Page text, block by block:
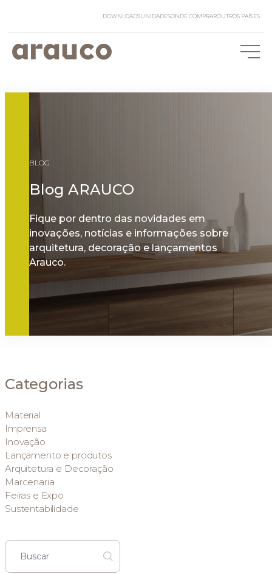
DOWNLOADSUNIDADESONDE COMPRAROUTROS PAÍSES
BLOG
Blog ARAUCO
Fique por dentro das novidades em
inovações, notícias e informações sobre
arquitetura, decoração e lançamentos
Arauco.
Categorias
Material
Imprensa
Inovação
Lançamento e produtos
Arquitetura e Decoração
Marcenaria
Feiras e Expo
Sustentabilidade